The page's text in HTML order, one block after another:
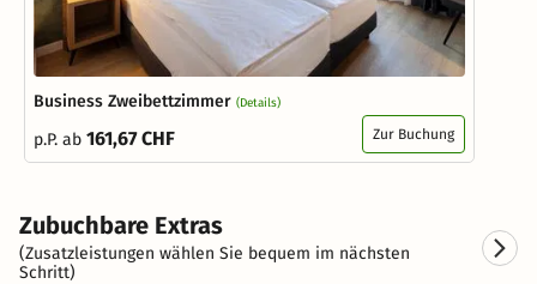
Business Zweibettzimmer (Details)
p.P. ab 161,67 CHF Zur Buchung
Zubuchbare Extras
(Zusatzleistungen wählen Sie bequem im nächsten
Schritt)